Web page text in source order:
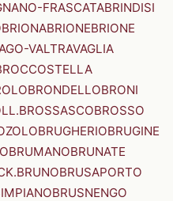
FRASCATABRINDISI
BRIONABRIONEBRIONE
VALTRAVAGLIA
BRONDELLOBRONI
BROSSASCOBROSSO
BRUGHERIOBRUGINE
BRUMANOBRUNATE
BRUNOBRUSAPORTO
BRUSNENGO